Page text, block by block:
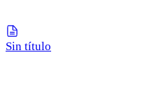
Sin título